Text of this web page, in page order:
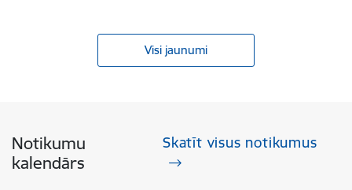
Visi jaunumi
Notikumu
kalendārs
Skatīt visus notikumus